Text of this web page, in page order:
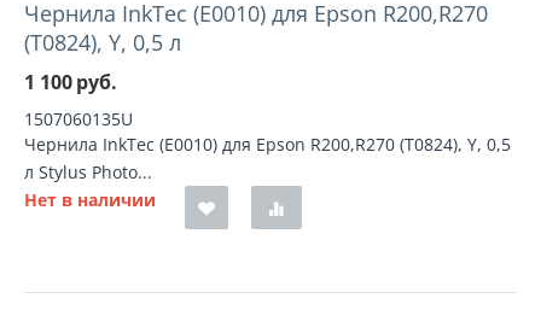
Чернила InkTec (E0010) для Epson R200,R270
(T0824), Y, 0,5 л
1 100руб.
1507060135U
Чернила InkTec (E0010) для Epson R200,R270 (T0824), Y, 0,5
л Stylus Photo...
Нет в наличии